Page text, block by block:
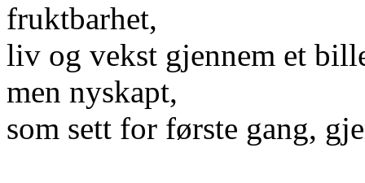
fruktbarhet,
liv og vekst gjennem et
men nyskapt,
som sett for første gang,